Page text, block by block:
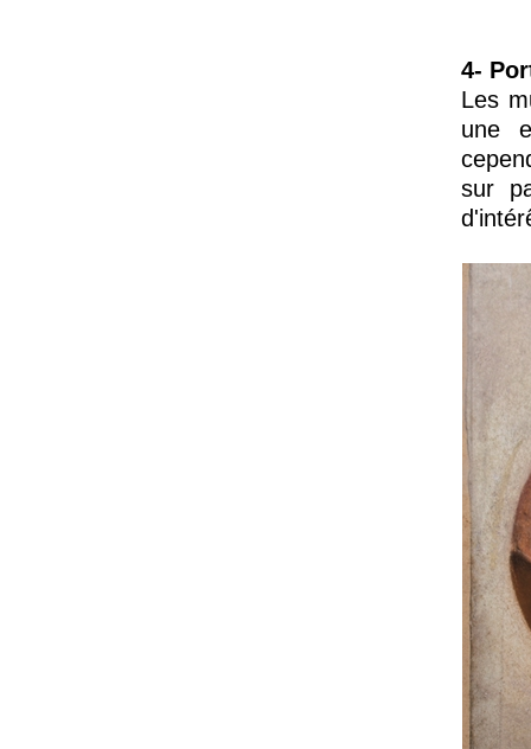
4-
Les
une
sur